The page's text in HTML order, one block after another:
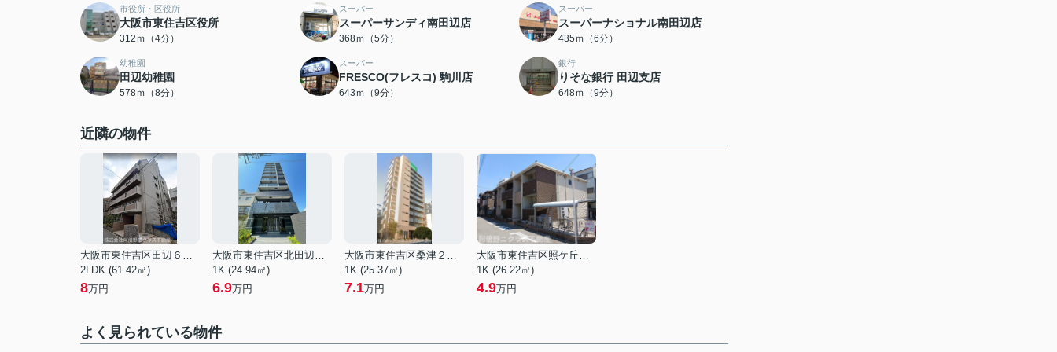
市役所・区役所
大阪市東住吉区役所
312ｍ（4分）
スーパー
スーパーサンディ南田辺店
368ｍ（5分）
スーパー
スーパーナショナル南田辺店
435ｍ（6分）
幼稚園
田辺幼稚園
578ｍ（8分）
スーパー
FRESCO(フレスコ) 駒川店
643ｍ（9分）
銀行
りそな銀行 田辺支店
648ｍ（9分）
近隣の物件
大阪市東住吉区田辺６丁目
2LDK (61.42㎡)
8万円
大阪市東住吉区北田辺３丁目
1K (24.94㎡)
6.9万円
大阪市東住吉区桑津２丁目
1K (25.37㎡)
7.1万円
大阪市東住吉区照ケ丘矢田１丁目
1K (26.22㎡)
4.9万円
よく見られている物件